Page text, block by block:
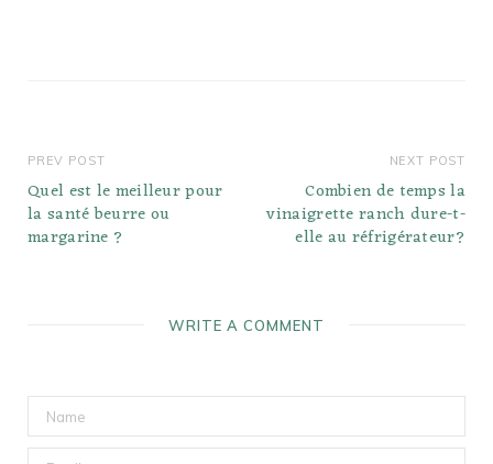
PREV POST
Quel est le meilleur pour
la santé beurre ou
margarine ?
NEXT POST
Combien de temps la
vinaigrette ranch dure-t-
elle au réfrigérateur?
WRITE A COMMENT